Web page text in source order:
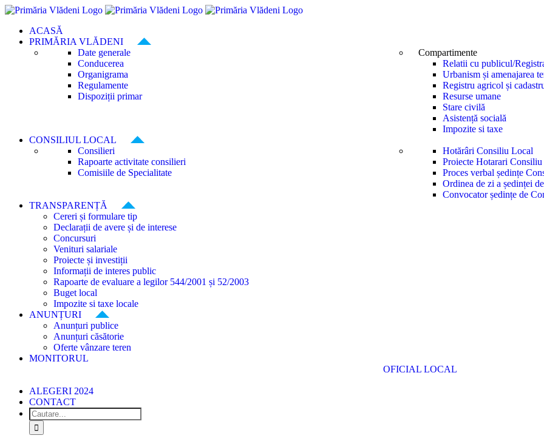
Skip
contentACASĂ
PRIMĂRIA VLĂDENI
Date generale
Conducerea
Organigrama
Regulamente
Dispoziții primar
Compartimente
Relatii cu publicul/
Urbanism și amenajarea
Registru agricol și
Resurse umane
Stare civilă
Asistență socială
Impozite si taxe
CONSILIUL LOCAL
Consilieri
Rapoarte activitate consilieri
Comisiile de Specialitate
Hotărâri Consiliu Local
Proiecte Hotarari
Proces verbal ședințe
Ordinea de zi a ședinței
Convocator ședințe de
TRANSPARENȚĂ
Cereri și formulare tip
Declarații de avere și de interese
Concursuri
Venituri salariale
Proiecte și investiții
Informații de interes public
Rapoarte de evaluare a legilor 544/2001 și 52/2003
Buget local
Impozite si taxe locale
ANUNȚURI
Anunțuri publice
Anunțuri căsătorie
Oferte vânzare teren
MONITORUL
OFICIAL LOCAL
ALEGERI 2024
CONTACT
Cautare...